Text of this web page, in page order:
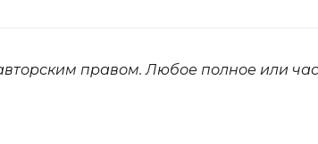
правом. Любое полное или